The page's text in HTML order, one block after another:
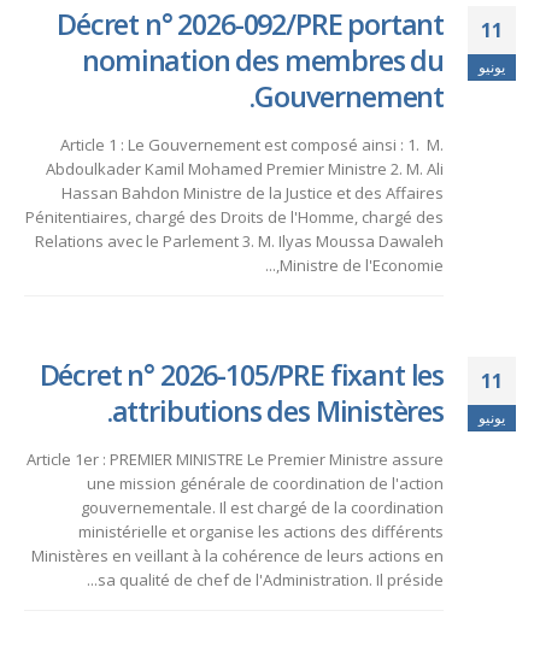
11
يونيو
Décret n° 2026-092/PRE portant
nomination des membres du
Gouvernement.
Article 1 : Le Gouvernement est composé ainsi : 1. M.
Abdoulkader Kamil Mohamed Premier Ministre 2. M. Ali
Hassan Bahdon Ministre de la Justice et des Affaires
Pénitentiaires, chargé des Droits de l'Homme, chargé des
Relations avec le Parlement 3. M. Ilyas Moussa Dawaleh
Ministre de l'Economie,...
11
يونيو
Décret n° 2026-105/PRE fixant les
attributions des Ministères.
Article 1er : PREMIER MINISTRE Le Premier Ministre assure
une mission générale de coordination de l'action
gouvernementale. Il est chargé de la coordination
ministérielle et organise les actions des différents
Ministères en veillant à la cohérence de leurs actions en
sa qualité de chef de l'Administration. Il préside...